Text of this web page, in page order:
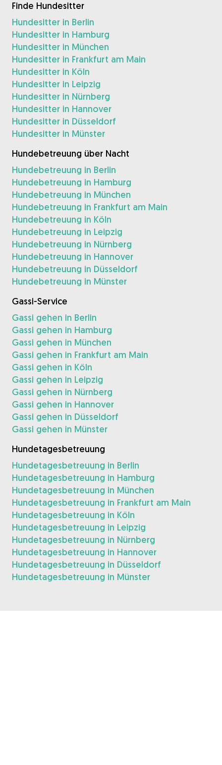
Finde Hundesitter
Hundesitter in Berlin
Hundesitter in Hamburg
Hundesitter in München
Hundesitter in Frankfurt am Main
Hundesitter in Köln
Hundesitter in Leipzig
Hundesitter in Nürnberg
Hundesitter in Hannover
Hundesitter in Düsseldorf
Hundesitter in Münster
Hundebetreuung über Nacht
Hundebetreuung in Berlin
Hundebetreuung in Hamburg
Hundebetreuung in München
Hundebetreuung in Frankfurt am Main
Hundebetreuung in Köln
Hundebetreuung in Leipzig
Hundebetreuung in Nürnberg
Hundebetreuung in Hannover
Hundebetreuung in Düsseldorf
Hundebetreuung in Münster
Gassi-Service
Gassi gehen in Berlin
Gassi gehen in Hamburg
Gassi gehen in München
Gassi gehen in Frankfurt am Main
Gassi gehen in Köln
Gassi gehen in Leipzig
Gassi gehen in Nürnberg
Gassi gehen in Hannover
Gassi gehen in Düsseldorf
Gassi gehen in Münster
Hundetagesbetreuung
Hundetagesbetreuung in Berlin
Hundetagesbetreuung in Hamburg
Hundetagesbetreuung in München
Hundetagesbetreuung in Frankfurt am Main
Hundetagesbetreuung in Köln
Hundetagesbetreuung in Leipzig
Hundetagesbetreuung in Nürnberg
Hundetagesbetreuung in Hannover
Hundetagesbetreuung in Düsseldorf
Hundetagesbetreuung in Münster